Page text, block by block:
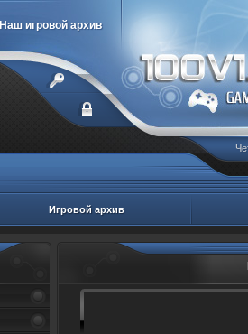
Наш игровой архив
Игровой архив